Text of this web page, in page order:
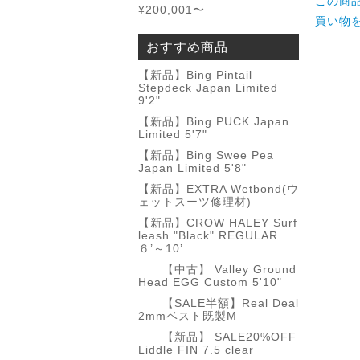
買い物
¥200,001〜
おすすめ商品
【新品】Bing Pintail
Stepdeck Japan Limited
9'2"
【新品】Bing PUCK Japan
Limited 5'7"
【新品】Bing Swee Pea
Japan Limited 5'8"
【新品】EXTRA Wetbond(ウ
ェットスーツ修理材)
【新品】CROW HALEY Surf
leash "Black" REGULAR
６’～10’
【中古】 Valley Ground
Head EGG Custom 5'10"
【SALE半額】Real Deal
2mmベスト既製M
【新品】 SALE20%OFF
Liddle FIN 7.5 clear